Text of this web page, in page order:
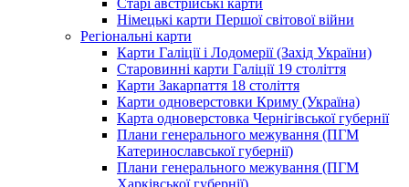
Старі австрійські карти
Німецькі карти Першої світової війни
Регіональні карти
Карти Галіції і Лодомерії (Захід України)
Старовинні карти Галіції 19 століття
Карти Закарпаття 18 століття
Карти одноверстовки Криму (Україна)
Карта одноверстовка Чернігівської губернії
Плани генерального межування (ПГМ
Катеринославської губернії)
Плани генерального межування (ПГМ
Харківської губернії)